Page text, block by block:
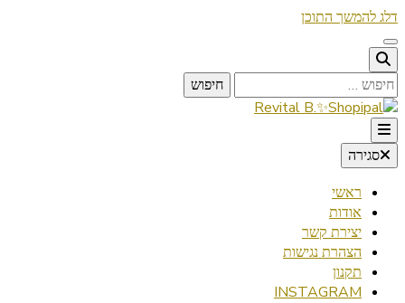
דלג להמשך התוכן
חיפוש:
Revital B.✨Shopipal
Lifestyle ✦ Beauty ✦ Vegan ✦ Travel
סגירה
ראשי
אודות
יצירת קשר
הצהרת נגישות
תקנון
INSTAGRAM